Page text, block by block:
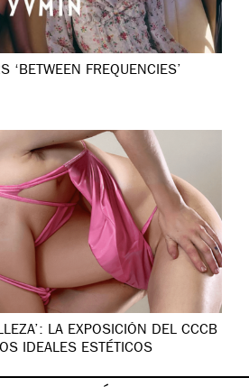
‘BETWEEN FREQUENCIES’
LA EXPOSICIÓN DEL CCCB
IDEALES ESTÉTICOS